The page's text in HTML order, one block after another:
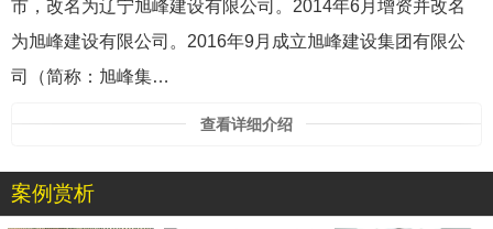
市，改名为辽宁旭峰建设有限公司。2014年6月增资并改名
为旭峰建设有限公司。2016年9月成立旭峰建设集团有限公
司（简称：旭峰集…
查看详细介绍
案例赏析